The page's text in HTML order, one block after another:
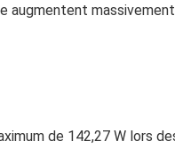
augmentent
de 142,27 W lors